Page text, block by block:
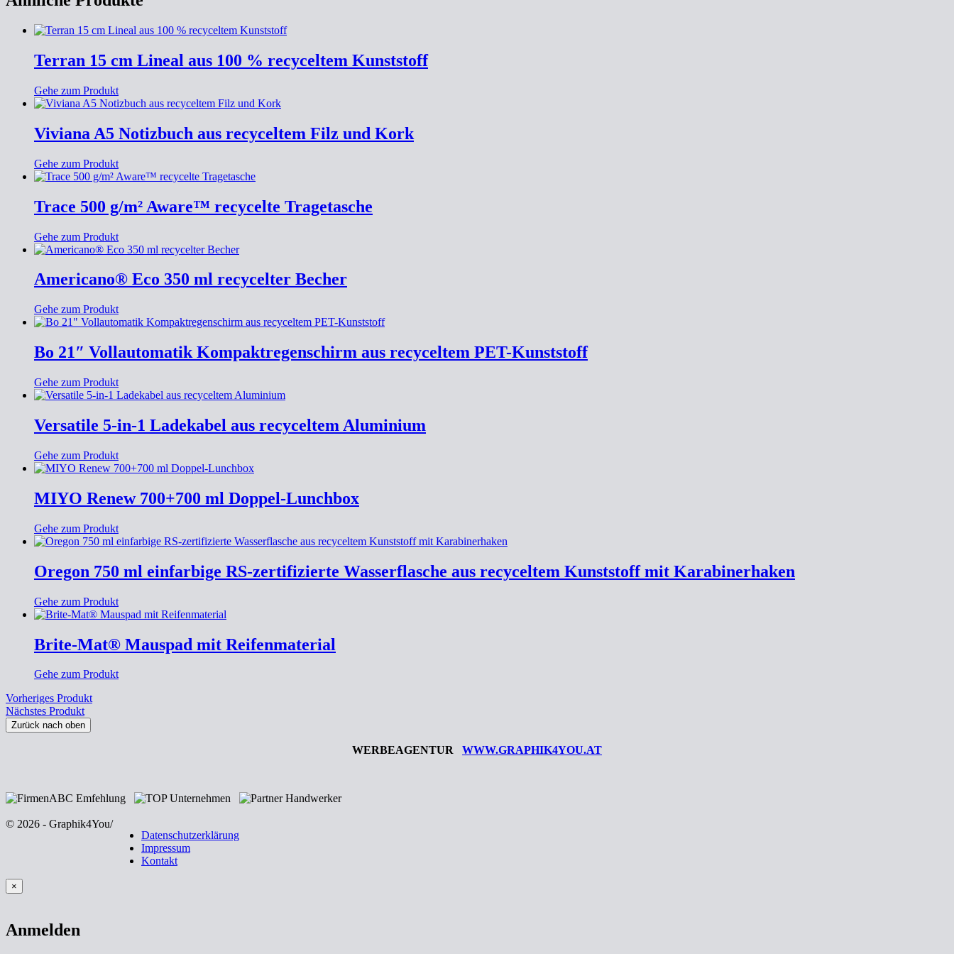
Terran 15 cm Lineal aus 100 % recyceltem Kunststoff
Gehe zum Produkt
Viviana A5 Notizbuch aus recyceltem Filz und Kork
Gehe zum Produkt
Trace 500 g/m² Aware™ recycelte Tragetasche
Gehe zum Produkt
Americano® Eco 350 ml recycelter Becher
Gehe zum Produkt
Bo 21″ Vollautomatik Kompaktregenschirm aus recyceltem PET-Kunststoff
Gehe zum Produkt
Versatile 5-in-1 Ladekabel aus recyceltem Aluminium
Gehe zum Produkt
MIYO Renew 700+700 ml Doppel-Lunchbox
Gehe zum Produkt
Oregon 750 ml einfarbige RS-zertifizierte Wasserflasche aus recyceltem Kunststoff mit Karabinerhaken
Gehe zum Produkt
Brite-Mat® Mauspad mit Reifenmaterial
Gehe zum Produkt
Vorheriges Produkt
Nächstes Produkt
Zurück nach oben
WERBEAGENTUR WWW.GRAPHIK4YOU.AT
© 2026 - Graphik4You/
Datenschutzerklärung
Impressum
Kontakt
×
Anmelden